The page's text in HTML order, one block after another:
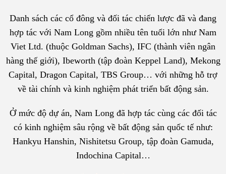
Danh sách các cổ đông và đối tác chiến lược đã và đang
hợp tác với Nam Long gồm nhiều tên tuổi lớn như Nam
Viet Ltd. (thuộc Goldman Sachs), IFC (thành viên ngân
hàng thế giới), Ibeworth (tập đoàn Keppel Land), Mekong
Capital, Dragon Capital, TBS Group… với những hỗ trợ
về tài chính và kinh nghiệm phát triển bất động sản.
Ở mức độ dự án, Nam Long đã hợp tác cùng các đối tác
có kinh nghiệm sâu rộng về bất động sản quốc tế như:
Hankyu Hanshin, Nishitetsu Group, tập đoàn Gamuda,
Indochina Capital…